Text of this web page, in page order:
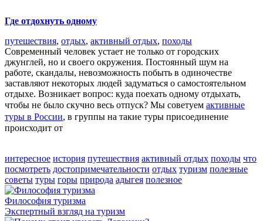
Теги:
Где отдохнуть одному
путешествия, отдых, активный отдых, походы
Современный человек устает не только от городских
джунглей, но и своего окружения. Постоянный шум на
работе, скандалы, невозможность побыть в одиночестве
заставляют некоторых людей задуматься о самостоятельном
отдыхе. Возникает вопрос: куда поехать одному отдыхать,
чтобы не было скучно весь отпуск? Мы советуем активные
туры в России, в группы на такие туры присоединение
происходит от
интересное история путешествия активный отдых походы что
посмотреть достопримечательности отдых туризм полезные
советы туры горы природа адыгея полезное
Философия туризма
Экспертный взгляд на туризм